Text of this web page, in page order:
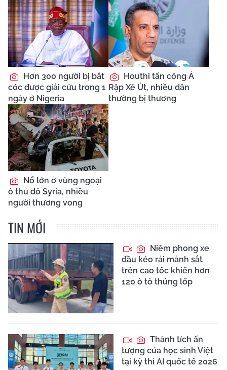
Hơn 300 người bị bắt
cóc được giải cứu trong 1
ngày ở Nigeria
Houthi tấn công Ả
Rập Xê Út, nhiều dân
thường bị thương
Nổ lớn ở vùng ngoại
ô thủ đô Syria, nhiều
người thương vong
TIN MỚI
Niêm phong xe
đầu kéo rải mảnh sắt
trên cao tốc khiến hơn
120 ô tô thủng lốp
Thành tích ấn
tượng của học sinh Việt
tại kỳ thi AI quốc tế 2026